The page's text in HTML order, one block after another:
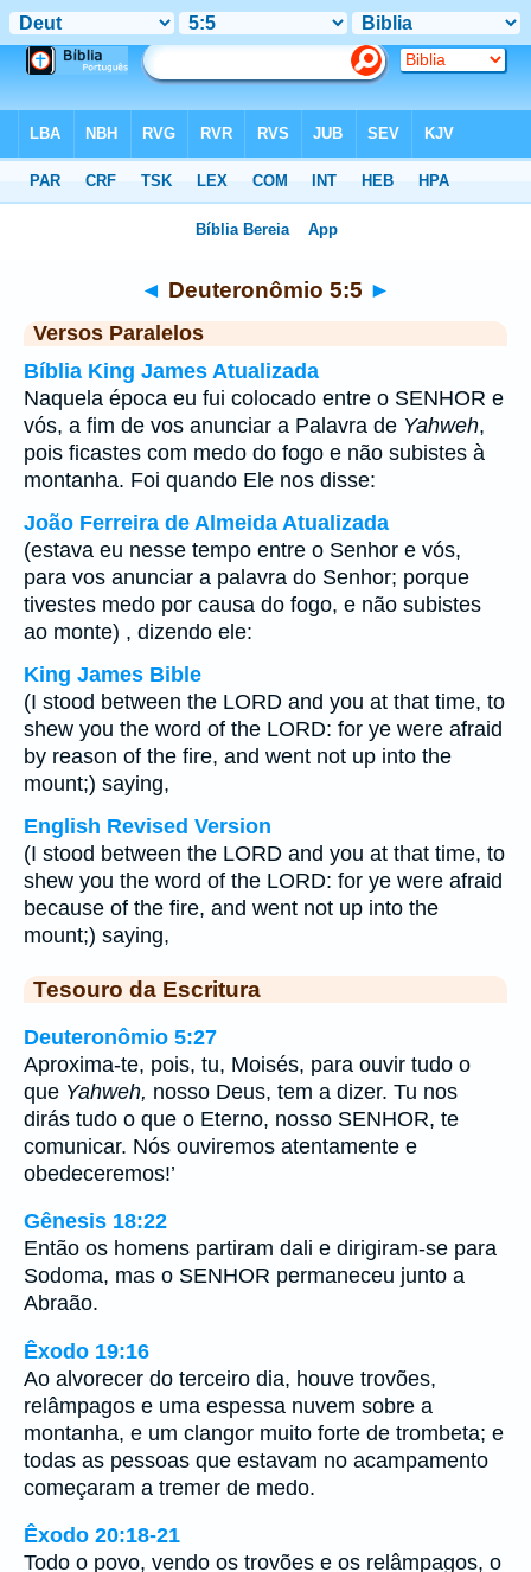
◄ Deuteronômio 5:5 ►
Versos Paralelos
Bíblia King James Atualizada
Naquela época eu fui colocado entre o SENHOR e
vós, a fim de vos anunciar a Palavra de Yahweh,
pois ficastes com medo do fogo e não subistes à
montanha. Foi quando Ele nos disse:
João Ferreira de Almeida Atualizada
(estava eu nesse tempo entre o Senhor e vós,
para vos anunciar a palavra do Senhor; porque
tivestes medo por causa do fogo, e não subistes
ao monte) , dizendo ele:
King James Bible
(I stood between the LORD and you at that time, to
shew you the word of the LORD: for ye were afraid
by reason of the fire, and went not up into the
mount;) saying,
English Revised Version
(I stood between the LORD and you at that time, to
shew you the word of the LORD: for ye were afraid
because of the fire, and went not up into the
mount;) saying,
Tesouro da Escritura
Deuteronômio 5:27
Aproxima-te, pois, tu, Moisés, para ouvir tudo o
que Yahweh, nosso Deus, tem a dizer. Tu nos
dirás tudo o que o Eterno, nosso SENHOR, te
comunicar. Nós ouviremos atentamente e
obedeceremos!’
Gênesis 18:22
Então os homens partiram dali e dirigiram-se para
Sodoma, mas o SENHOR permaneceu junto a
Abraão.
Êxodo 19:16
Ao alvorecer do terceiro dia, houve trovões,
relâmpagos e uma espessa nuvem sobre a
montanha, e um clangor muito forte de trombeta; e
todas as pessoas que estavam no acampamento
começaram a tremer de medo.
Êxodo 20:18-21
Todo o povo, vendo os trovões e os relâmpagos, o